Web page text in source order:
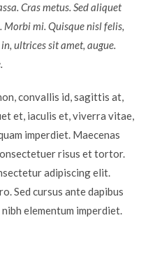
Cras metus. Sed aliquet
Morbi mi. Quisque nisl felis,
ultrices sit amet, augue.
convallis id, sagittis at,
et, iaculis et, viverra vitae,
imperdiet. Maecenas
risus et tortor.
adipiscing elit.
Sed cursus ante dapibus
nibh elementum imperdiet.